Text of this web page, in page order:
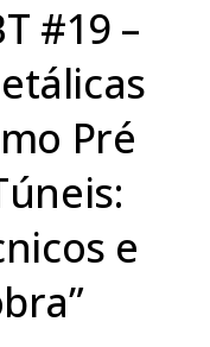
#19 –
Pré
e